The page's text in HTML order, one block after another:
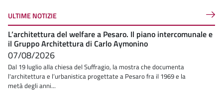
ULTIME NOTIZIE
L’architettura del welfare a Pesaro. Il piano intercomunale e
il Gruppo Architettura di Carlo Aymonino
07/08/2026
Dal 19 luglio alla chiesa del Suffragio, la mostra che documenta
l'architettura e l’urbanistica progettate a Pesaro fra il 1969 e la
metà degli anni...